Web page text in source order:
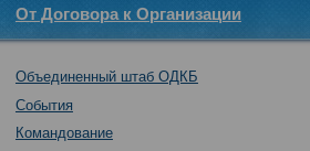
От Договора к Организации
Объединенный штаб ОДКБ
События
Командование